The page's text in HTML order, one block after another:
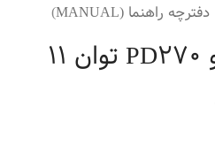
دفترچه راهنما (MANUAL)
اینورتر پاور درایو PD270 توان 11